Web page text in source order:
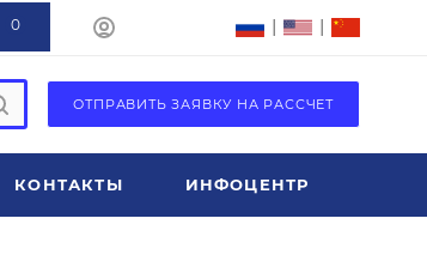
0 | |
ОТПРАВИТЬ ЗАЯВКУ НА РАССЧЕТ
КОНТАКТЫ ИНФОЦЕНТР